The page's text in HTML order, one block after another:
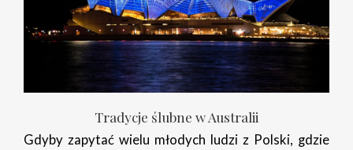
Tradycje ślubne w Australii
Gdyby zapytać wielu młodych ludzi z Polski, gdzie